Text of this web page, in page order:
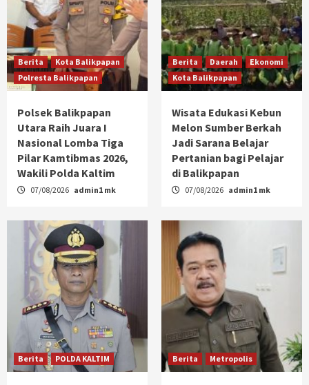
Berita
Kota Balikpapan
Polresta Balikpapan
Polsek Balikpapan
Utara Raih Juara I
Nasional Lomba Tiga
Pilar Kamtibmas 2026,
Wakili Polda Kaltim
07/08/2026 admin1 mk
Berita Daerah
Ekonomi
Kota Balikpapan
Wisata Edukasi Kebun
Melon Sumber Berkah
Jadi Sarana Belajar
Pertanian bagi Pelajar
di Balikpapan
07/08/2026 admin1 mk
Berita POLDA KALTIM Berita Metropolis